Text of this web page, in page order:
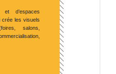
d’espaces
crée les visuels
salons,